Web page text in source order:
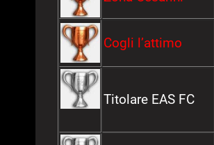
Cogli l’attimo
Titolare EAS FC